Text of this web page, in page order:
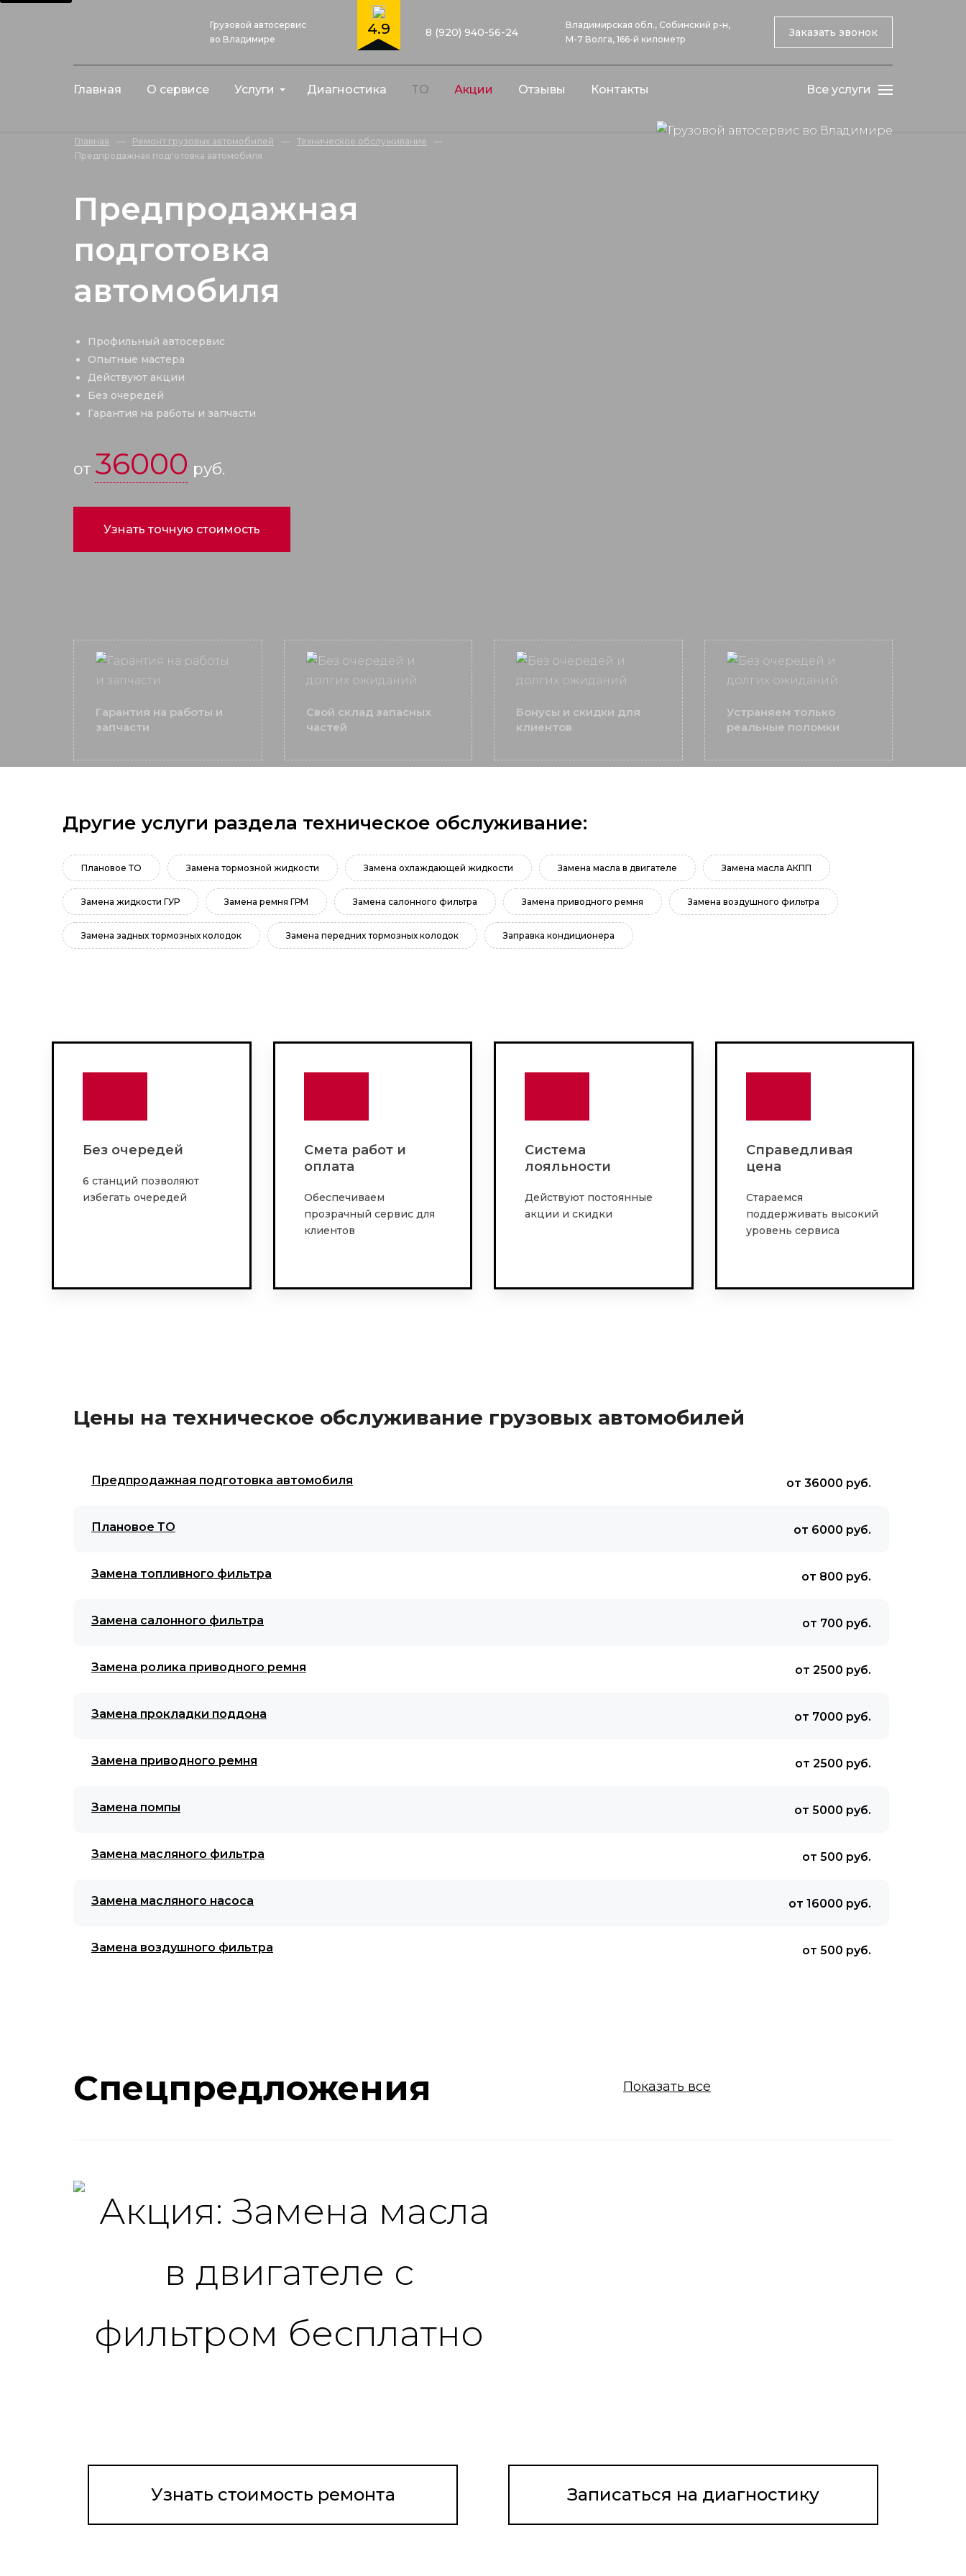
Грузовой автосервис
во Владимире
4.9 8 (920) 940-56-24
Владимирская обл., Собинский р-н,
М-7 Волга, 166-й километр
Заказать звонок
Главная О сервисе Услуги Диагностика ТО Акции Отзывы Контакты Все услуги
Главная — Ремонт грузовых автомобилей — Техническое обслуживание
—
Предпродажная подготовка автомобиля
Предпродажная
подготовка
автомобиля
Профильный автосервис
Опытные мастера
Действуют акции
Без очередей
Гарантия на работы и запчасти
от 36000 руб.
Узнать точную стоимость
Гарантия на работы и
запчасти
Свой склад запасных
частей
Бонусы и скидки для
клиентов
Устраняем только
реальные поломки
Другие услуги раздела техническое обслуживание:
Плановое ТО Замена тормозной жидкости Замена охлаждающей жидкости Замена масла в двигателе Замена масла АКПП
Замена жидкости ГУР Замена ремня ГРМ Замена салонного фильтра Замена приводного ремня Замена воздушного фильтра
Замена задных тормозных колодок Замена передних тормозных колодок Заправка кондиционера
Без очередей
6 станций позволяют
избегать очередей
Смета работ и
оплата
Обеспечиваем
прозрачный сервис для
клиентов
Система
лояльности
Действуют постоянные
акции и скидки
Справедливая
цена
Стараемся
поддерживать высокий
уровень сервиса
Цены на техническое обслуживание грузовых автомобилей
Предпродажная подготовка автомобиля от 36000 руб.
Плановое ТО от 6000 руб.
Замена топливного фильтра от 800 руб.
Замена салонного фильтра от 700 руб.
Замена ролика приводного ремня от 2500 руб.
Замена прокладки поддона от 7000 руб.
Замена приводного ремня от 2500 руб.
Замена помпы от 5000 руб.
Замена масляного фильтра от 500 руб.
Замена масляного насоса от 16000 руб.
Замена воздушного фильтра от 500 руб.
Спецпредложения Показать все
Узнать стоимость ремонта Записаться на диагностику